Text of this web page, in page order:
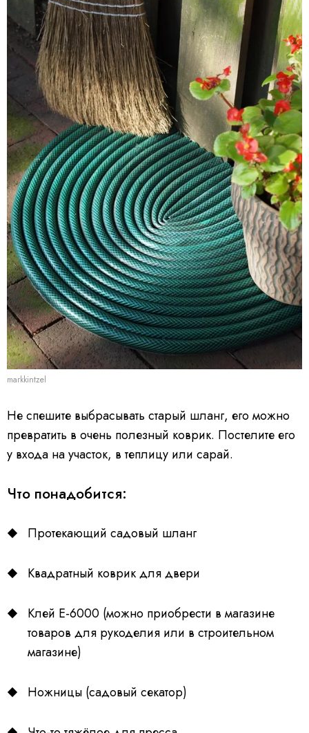
markkintzel
Не спешите выбрасывать старый шланг, его можно
превратить в очень полезный коврик. Постелите его
у входа на участок, в теплицу или сарай.
Что понадобится:
Протекающий садовый шланг
Квадратный коврик для двери
Клей E-6000 (можно приобрести в магазине
товаров для рукоделия или в строительном
магазине)
Ножницы (садовый секатор)